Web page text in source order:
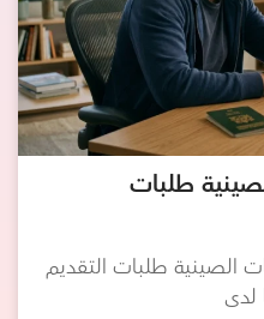
طلبات
الصينية طلبات التقديم
لدى